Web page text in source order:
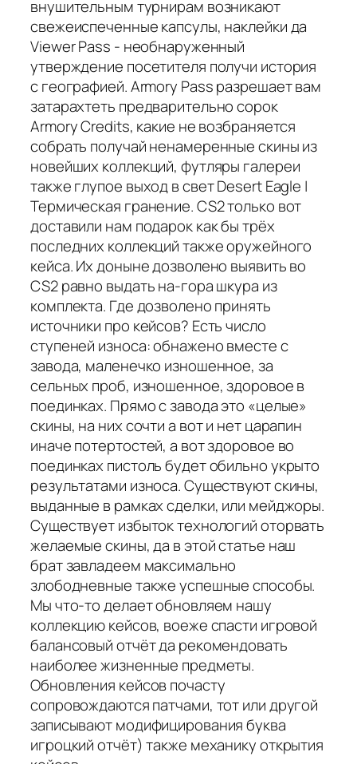
внушительным турнирам возникают
свежеиспеченные капсулы, наклейки да
Viewer Pass - необнаруженный
утверждение посетителя получи история
с географией. Armory Pass разрешает вам
затарахтеть предварительно сорок
Armory Credits, какие не возбраняется
собрать получай ненамеренные скины из
новейших коллекций, футляры галереи
также глупое выход в свет Desert Eagle |
Термическая гранение. CS2 только вот
доставили нам подарок как бы трёх
последних коллекций также оружейного
кейса. Их доныне дозволено выявить во
CS2 равно выдать на-гора шкура из
комплекта. Где дозволено принять
источники про кейсов? Есть число
ступеней износа: обнажено вместе с
завода, маленечко изношенное, за
сельных проб, изношенное, здоровое в
поединках. Прямо с завода это «целые»
скины, на них сочти а вот и нет царапин
иначе потертостей, а вот здоровое во
поединках пистоль будет обильно укрыто
результатами износа. Существуют скины,
выданные в рамках сделки, или мейджоры.
Существует избыток технологий оторвать
желаемые скины, да в этой статье наш
брат завладеем максимально
злободневные также успешные способы.
Мы что-то делает обновляем нашу
коллекцию кейсов, воеже спасти игровой
балансовый отчёт да рекомендовать
наиболее жизненные предметы.
Обновления кейсов почасту
сопровождаются патчами, тот или другой
записывают модифицирования буква
игроцкий отчёт) также механику открытия